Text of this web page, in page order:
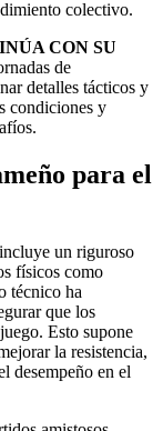
colectivo.
CON SU
de
detalles tácticos y
condiciones y
para el
un riguroso
físicos como
técnico ha
que los
Esto supone
la resistencia,
desempeño en el